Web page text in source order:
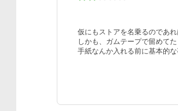
仮にもストアを名乗るのであ
しかも、ガムテープで留めて
手紙なんか入れる前に基本的な